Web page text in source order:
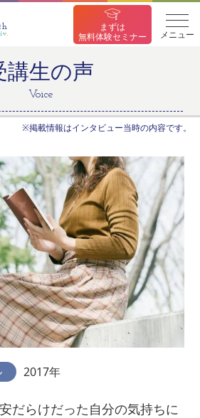
まずは
無料体験セミナー
メニュー
講生の声
Voice
※掲載情報はインタビュー当時の内容です。
2017年
だらけだった自分の気持ちに